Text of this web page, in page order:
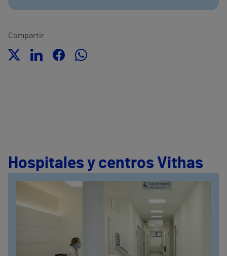
Compartir
Hospitales y centros Vithas